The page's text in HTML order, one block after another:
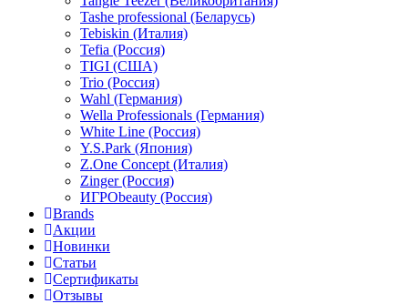
Tashe professional (Беларусь)
Tebiskin (Италия)
Tefia (Россия)
TIGI (США)
Trio (Россия)
Wahl (Германия)
Wella Professionals (Германия)
White Line (Россия)
Y.S.Park (Япония)
Z.One Concept (Италия)
Zinger (Россия)
ИГРОbeauty (Россия)
Brands
Акции
Новинки
Статьи
Сертификаты
Отзывы